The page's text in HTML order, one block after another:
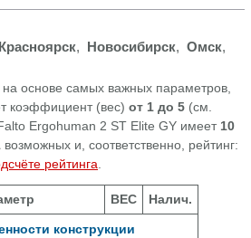
Красноярск, Новосибирск, Омск,
на основе самых важных параметров,
коэффициент (вес) от 1 до 5 (см.
Ergohuman 2 ST Elite GY имеет 10
возможных и, соответственно, рейтинг:
рейтинга.
ВЕС Налич.
конструкции